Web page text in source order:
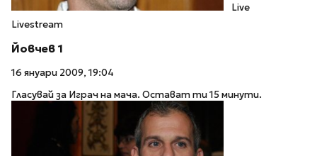
Live
Livestream
Йовчев 1
16 януари 2009, 19:04
Гласувай за Играч на мача. Остават ти 15 минути.